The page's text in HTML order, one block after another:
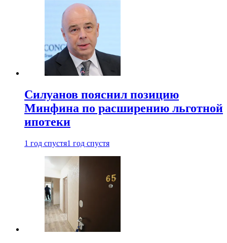
Силуанов пояснил позицию
Минфина по расширению льготной
ипотеки
1 год спустя1 год спустя